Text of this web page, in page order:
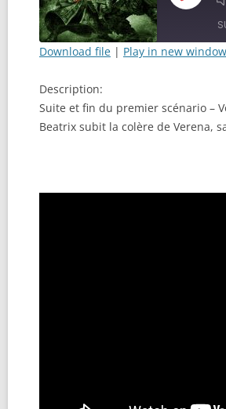
Episode
RSS FEED
LINK
Download file | Play in new window
Description:
Suite et fin du premier scénario –
Beatrix subit la colère de Verena,